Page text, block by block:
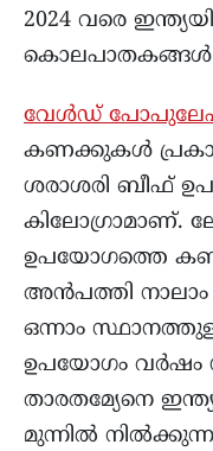
2024 വരെ
കൊലപാതകങ്ങൾ
വേൾഡ്
കണക്കുകൾ
ശരാശരി ബീഫ്
കിലോഗ്രാമാണ്.
ഉപയോഗത്തെ
അൻപത്തി
ഒന്നാം
ഉപയോഗം വർഷം
താരതമ്യേനെ
മുന്നിൽ